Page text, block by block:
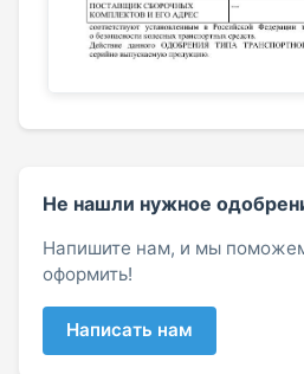
Не нашли нужное
Напишите нам, и мы
оформить!
Написать нам